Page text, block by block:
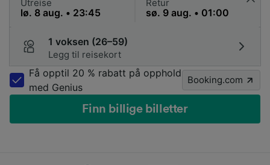
Utreise Retur
1 voksen (26–59)
Legg til reisekort
Få opptil 20 % rabatt på opphold
med Genius
Booking.com
Finn billige billetter